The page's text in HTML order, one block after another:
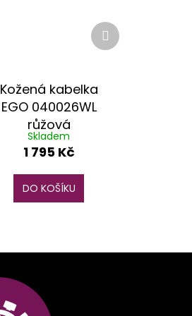
Kožená kabelka
EGO 040026WL
růžová
Skladem
1 795 Kč
DO KOŠÍKU
Další
produkt